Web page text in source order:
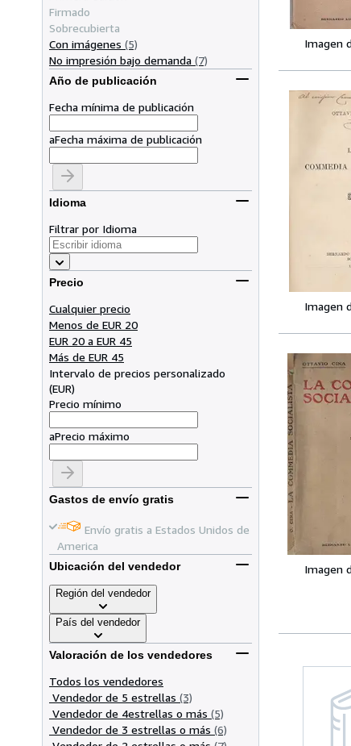
Firmado
Sobrecubierta
Con imágenes (5)
No impresión bajo demanda (7)
Año de publicación
Fecha mínima de publicación
aFecha máxima de publicación
Idioma
Filtrar por Idioma
Precio
Cualquier precio
Menos de EUR 20
EUR 20 a EUR 45
Más de EUR 45
Intervalo de precios personalizado
(EUR)
Precio mínimo
aPrecio máximo
Gastos de envío gratis
Envío gratis a Estados Unidos de
America
Ubicación del vendedor
Región del vendedor
País del vendedor
Valoración de los vendedores
Todos los vendedores
Vendedor de 5 estrellas (3)
Vendedor de 4estrellas o más (5)
Vendedor de 3 estrellas o más (6)
Imagen
Imagen
Imagen